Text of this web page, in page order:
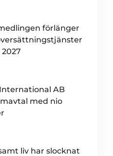
förlänger
2027
AB
med nio
liv har slocknat